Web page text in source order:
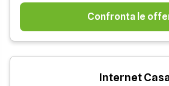
Confronta le
Internet